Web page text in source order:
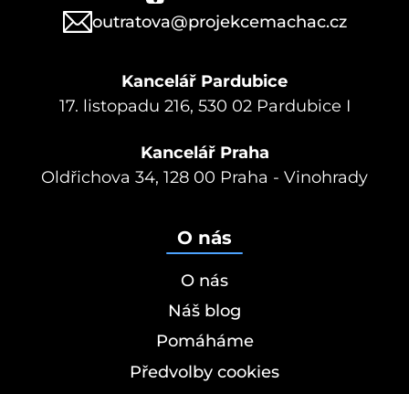
outratova@projekcemachac.cz
Kancelář Pardubice
17. listopadu 216, 530 02 Pardubice I
Kancelář Praha
Oldřichova 34, 128 00 Praha - Vinohrady
O nás
O nás
Náš blog
Pomáháme
Předvolby cookies